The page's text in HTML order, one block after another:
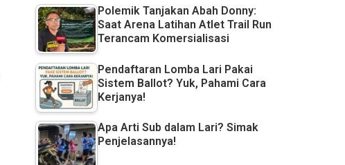
Polemik Tanjakan Abah Donny:
Saat Arena Latihan Atlet Trail Run
Terancam Komersialisasi
Pendaftaran Lomba Lari Pakai
Sistem Ballot? Yuk, Pahami Cara
Kerjanya!
Apa Arti Sub dalam Lari? Simak
Penjelasannya!